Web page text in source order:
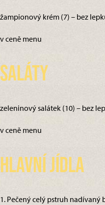
žampionový krém (7) – bez
v ceně menu
Saláty
zeleninový salátek (10) – bez
v ceně menu
Hlavní jídla
1. Pečený celý pstruh nadívaný